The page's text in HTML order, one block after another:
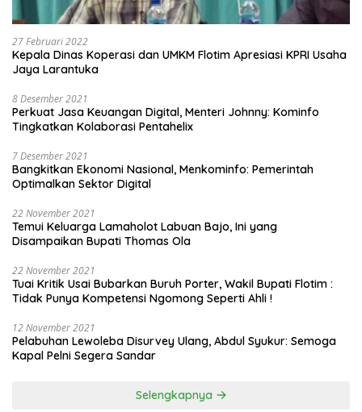
27 Februari 2022
Kepala Dinas Koperasi dan UMKM Flotim Apresiasi KPRI Usaha
Jaya Larantuka
8 Desember 2021
Perkuat Jasa Keuangan Digital, Menteri Johnny: Kominfo
Tingkatkan Kolaborasi Pentahelix
7 Desember 2021
Bangkitkan Ekonomi Nasional, Menkominfo: Pemerintah
Optimalkan Sektor Digital
22 November 2021
Temui Keluarga Lamaholot Labuan Bajo, Ini yang
Disampaikan Bupati Thomas Ola
22 November 2021
Tuai Kritik Usai Bubarkan Buruh Porter, Wakil Bupati Flotim :
Tidak Punya Kompetensi Ngomong Seperti Ahli !
12 November 2021
Pelabuhan Lewoleba Disurvey Ulang, Abdul Syukur: Semoga
Kapal Pelni Segera Sandar
Selengkapnya